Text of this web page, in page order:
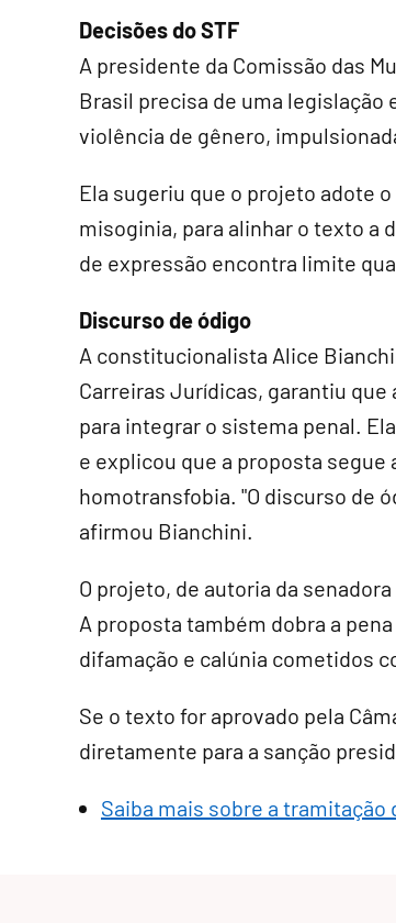
Decisões do STF
A presidente da Comissão das
Brasil precisa de uma legislação
violência de gênero,
Ela sugeriu que o projeto adote
misoginia, para alinhar o texto a
de expressão encontra limite
Discurso de ódigo
A constitucionalista Alice
Carreiras Jurídicas, garantiu
para integrar o sistema penal.
e explicou que a proposta segue
homotransfobia. "O discurso de
afirmou Bianchini.
O projeto, de autoria da
A proposta também dobra a
difamação e calúnia cometidos
Se o texto for aprovado pela
diretamente para a sanção
Saiba mais sobre a tramitação